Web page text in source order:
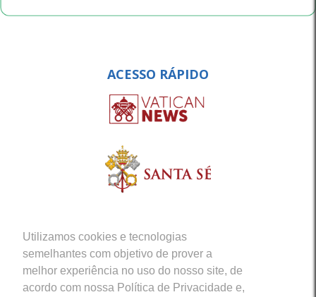
Utilizamos cookies e tecnologias
semelhantes com objetivo de prover a
melhor experiência no uso do nosso site, de
acordo com nossa Política de Privacidade e,
ACESSO RÁPIDO